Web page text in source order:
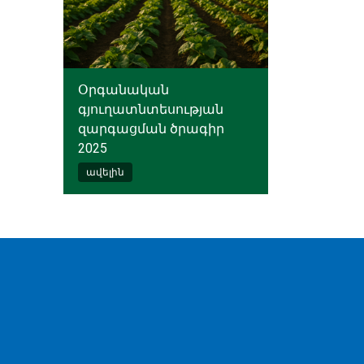
Օրգանական
գյուղատնտեսության
զարգացման ծրագիր
2025
ավելին